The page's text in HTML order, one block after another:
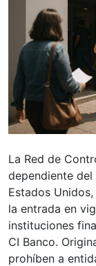
La Red de
dependiente
Estados
la entrada en
instituciones
CI Banco.
prohíben a